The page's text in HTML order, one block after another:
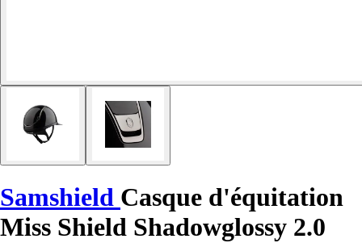
Samshield Casque d'équitation
Miss Shield Shadowglossy 2.0